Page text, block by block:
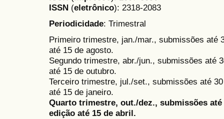
ISSN (eletrônico): 2318-2083
Periodicidade: Trimestral
Primeiro trimestre, jan./mar., submissões até
até 15 de agosto.
Segundo trimestre, abr./jun., submissões até
até 15 de outubro.
Terceiro trimestre, jul./set., submissões até
até 15 de janeiro.
Quarto trimestre, out./dez., submissões
edição até 15 de abril.